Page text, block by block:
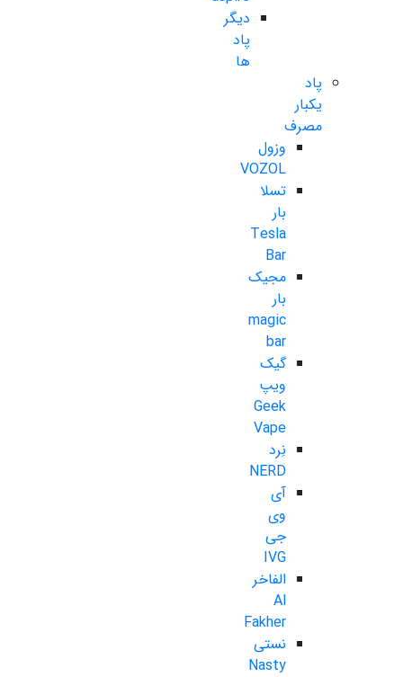
دیگر
پاد
ها
پاد
یکبار
مصرف
وزول
VOZOL
تسلا
بار
Tesla
Bar
مجیک
بار
magic
bar
گیک
ویپ
Geek
Vape
نِرد
NERD
آی
وی
جی
IVG
الفاخر
Al
Fakher
نستی
Nasty